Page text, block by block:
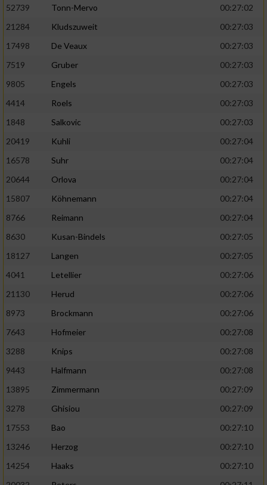
52739
Tonn-Mervo
00:27:02
21284
Kludszuweit
00:27:03
17498
De Veaux
00:27:03
7519
Gruber
00:27:03
9805
Engels
00:27:03
4414
Roels
00:27:03
1848
Salkovic
00:27:03
20419
Kuhli
00:27:04
16578
Suhr
00:27:04
20644
Orlova
00:27:04
15807
Köhnemann
00:27:04
8766
Reimann
00:27:04
8630
Kusan-Bindels
00:27:05
18127
Langen
00:27:05
4041
Letellier
00:27:06
21130
Herud
00:27:06
8973
Brockmann
00:27:06
7643
Hofmeier
00:27:08
3288
Knips
00:27:08
9443
Halfmann
00:27:08
13895
Zimmermann
00:27:09
3278
Ghisiou
00:27:09
17553
Bao
00:27:10
13246
Herzog
00:27:10
14254
Haaks
00:27:10